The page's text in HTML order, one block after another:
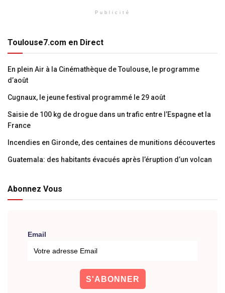
Publicité
Toulouse7.com en Direct
En plein Air à la Cinémathèque de Toulouse, le programme
d’août
Cugnaux, le jeune festival programmé le 29 août
Saisie de 100 kg de drogue dans un trafic entre l’Espagne et la
France
Incendies en Gironde, des centaines de munitions découvertes
Guatemala: des habitants évacués après l’éruption d’un volcan
Abonnez Vous
Email